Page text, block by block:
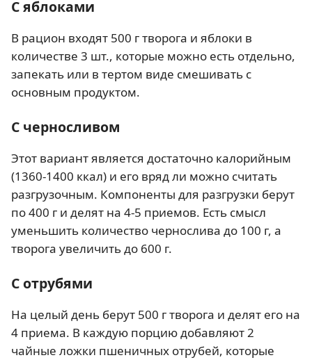
С яблоками
В рацион входят 500 г творога и яблоки в
количестве 3 шт., которые можно есть отдельно,
запекать или в тертом виде смешивать с
основным продуктом.
С черносливом
Этот вариант является достаточно калорийным
(1360-1400 ккал) и его вряд ли можно считать
разгрузочным. Компоненты для разгрузки берут
по 400 г и делят на 4-5 приемов. Есть смысл
уменьшить количество чернослива до 100 г, а
творога увеличить до 600 г.
С отрубями
На целый день берут 500 г творога и делят его на
4 приема. В каждую порцию добавляют 2
чайные ложки пшеничных отрубей, которые